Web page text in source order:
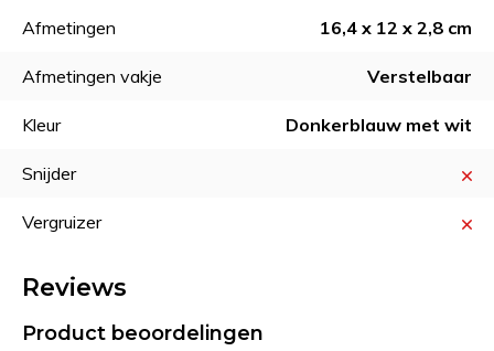
Afmetingen 16,4 x 12 x 2,8 cm
Afmetingen vakje Verstelbaar
Kleur Donkerblauw met wit
Snijder
Vergruizer
Reviews
Product beoordelingen